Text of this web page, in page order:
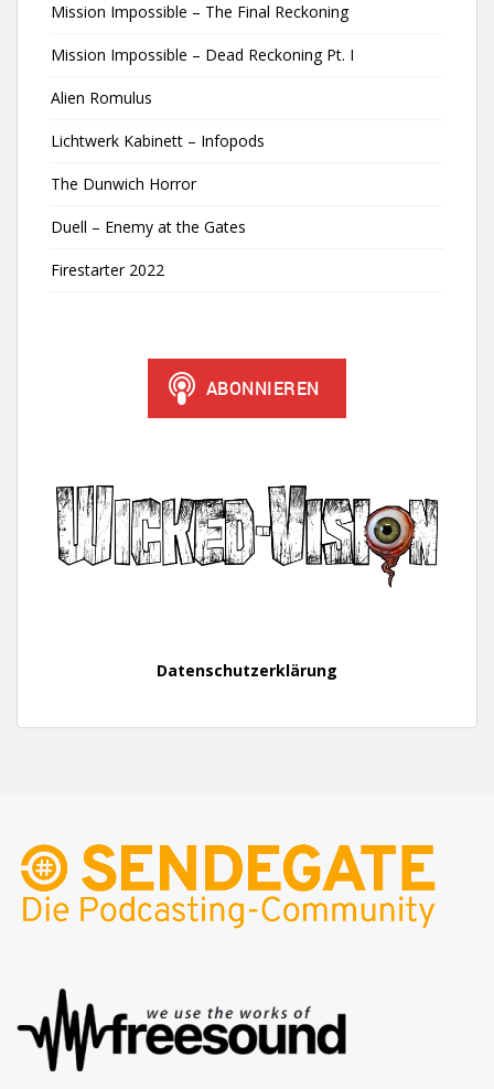
Mission Impossible – The Final Reckoning
Mission Impossible – Dead Reckoning Pt. I
Alien Romulus
Lichtwerk Kabinett – Infopods
The Dunwich Horror
Duell – Enemy at the Gates
Firestarter 2022
Datenschutzerklärung